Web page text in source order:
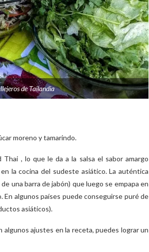
de Tailandia
moreno y tamarindo.
, lo que le da a la salsa el sabor amargo
la cocina del sudeste asiático. La auténtica
una barra de jabón) que luego se empapa en
En algunos países puede conseguirse puré de
asiáticos).
ajustes en la receta, puedes lograr un